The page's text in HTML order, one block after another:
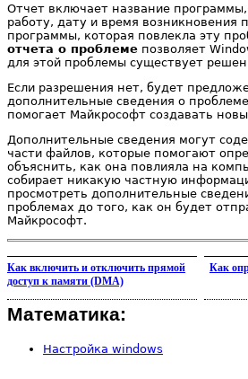
Отчет включает название
работу, дату и время возникновения
программы, которая повлекла эту
отчета о проблеме позволяет
для этой проблемы существует
Если разрешения нет, будет
дополнительные сведения о
помогает Майкрософт создавать
Дополнительные сведения могут
части файлов, которые помогают
объяснить, как она повлияла на
собирает никакую частную
просмотреть дополнительные
проблемах до того, как он будет
Майкрософт.
Как включить и отключить прямой
доступ к памяти (DMA)
Как
Математика:
Настройка windows